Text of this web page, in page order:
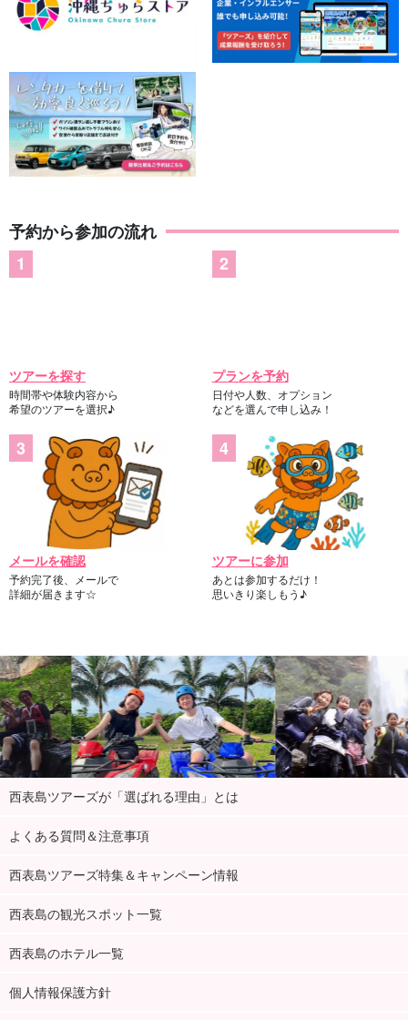
予約から参加の流れ
ツアーを探す
時間帯や体験内容から
希望のツアーを選択♪
プランを予約
日付や人数、オプション
などを選んで申し込み！
メールを確認
予約完了後、メールで
詳細が届きます☆
ツアーに参加
あとは参加するだけ！
思いきり楽しもう♪
西表島ツアーズが「選ばれる理由」とは
よくある質問＆注意事項
西表島ツアーズ特集＆キャンペーン情報
西表島の観光スポット一覧
西表島のホテル一覧
個人情報保護方針